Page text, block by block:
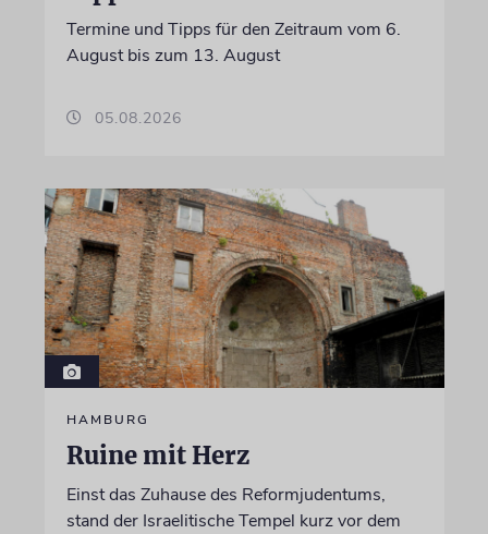
Termine und Tipps für den Zeitraum vom 6.
August bis zum 13. August
05.08.2026
HAMBURG
Ruine mit Herz
Einst das Zuhause des Reformjudentums,
stand der Israelitische Tempel kurz vor dem